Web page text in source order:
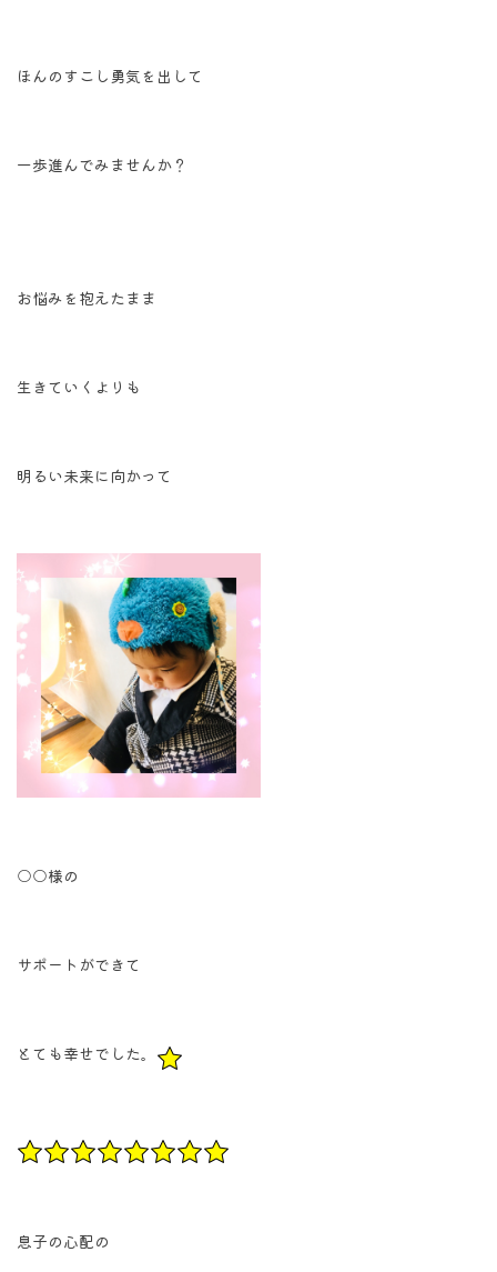
ほんのすこし勇気を出して
一歩進んでみませんか？
お悩みを抱えたまま
生きていくよりも
明るい未来に向かって
○○様の
サポートができて
とても幸せでした。
息子の心配の